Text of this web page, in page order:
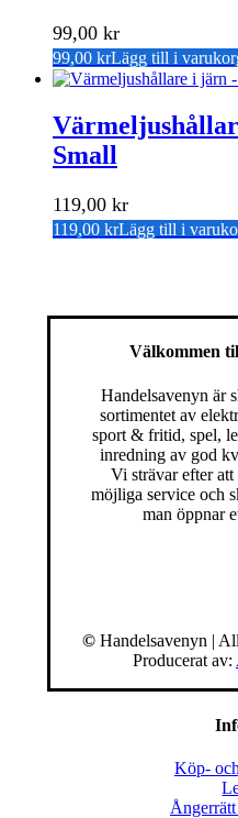
99,00 kr
99,00 krLägg till i
Small
119,00 kr
119,00 krLägg till i
Välkommen
Handelsavenyn är
sortimentet av
sport & fritid, spel,
inredning av god
Vi strävar efter att
möjliga service och
man öppnar
© Handelsavenyn |
Producerat av:
Köp-